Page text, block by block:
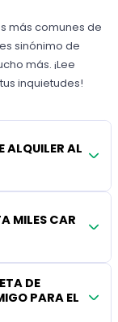
más comunes de
sinónimo de
más. ¡Lee
inquietudes!
ALQUILER AL
MILES CAR
DE
PARA EL